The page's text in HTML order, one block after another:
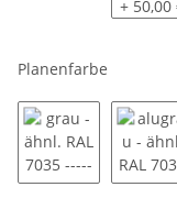
+ 50,00
Planenfarbe